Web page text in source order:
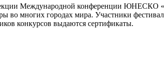
Международной конференции ЮНЕСКО
во многих городах мира. Участники
конкурсов выдаются сертификаты.